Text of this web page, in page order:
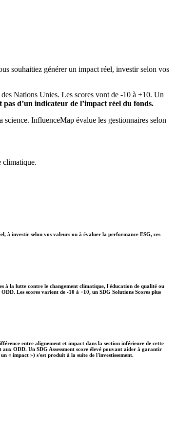
souhaitiez générer un impact réel, investir selon vos
Nations Unies. Les scores vont de -10 à +10. Un
pas d’un indicateur de l’impact réel du fonds.
InfluenceMap évalue les gestionnaires selon
climatique.
à investir selon vos valeurs ou à évaluer la performance ESG, ces
à la lutte contre le changement climatique, l'éducation de qualité ou
Les scores varient de -10 à +10, un SDG Solutions Scores plus
entre alignement et impact dans la section inférieure de cette
ODD. Un SDG Assessment score élevé pouvant aider à garantir
« impact ») s'est produit à la suite de l'investissement.